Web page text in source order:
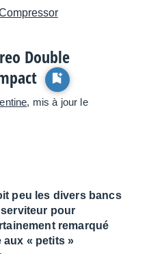
Double
, mis à jour le
peu les divers bancs
pour
remarqué
aux « petits »